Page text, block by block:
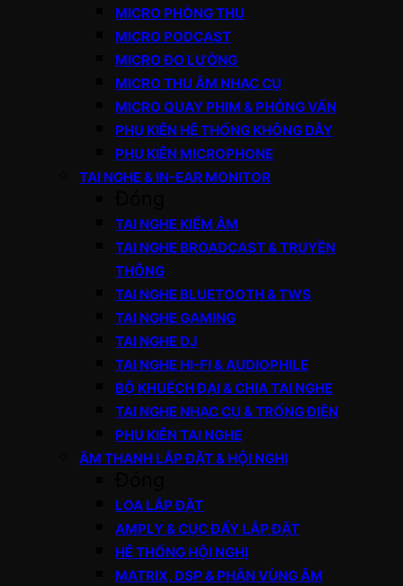
MICRO PHÒNG THU
MICRO PODCAST
MICRO ĐO LƯỜNG
MICRO THU ÂM NHẠC CỤ
MICRO QUAY PHIM & PHỎNG VẤN
PHỤ KIỆN HỆ THỐNG KHÔNG DÂY
PHỤ KIỆN MICROPHONE
TAI NGHE & IN-EAR MONITOR
TAI NGHE KIỂM ÂM
TAI NGHE BROADCAST & TRUYỀN
THÔNG
TAI NGHE BLUETOOTH & TWS
TAI NGHE GAMING
TAI NGHE DJ
TAI NGHE HI-FI & AUDIOPHILE
BỘ KHUẾCH ĐẠI & CHIA TAI NGHE
TAI NGHE NHẠC CỤ & TRỐNG ĐIỆN
PHỤ KIỆN TAI NGHE
ÂM THANH LẮP ĐẶT & HỘI NGHỊ
LOA LẮP ĐẶT
AMPLY & CỤC ĐẨY LẮP ĐẶT
HỆ THỐNG HỘI NGHỊ
MATRIX, DSP & PHÂN VÙNG ÂM